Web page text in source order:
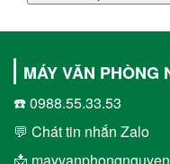
MÁY VĂN PHÒNG
☎️ 0988.55.33.53
💬 Chát tin nhắn Zalo